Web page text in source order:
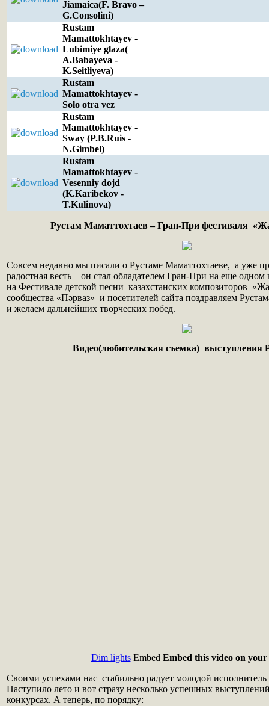
Jiamaica(F. Bravo –
G.Consolini)
Rustam
Mamattokhtayev -
Lubimiye glaza(
A.Babayeva -
K.Seitliyeva)
Rustam
Mamattokhtayev -
Solo otra vez
Rustam
Mamattokhtayev -
Sway (P.B.Ruis -
N.Gimbel)
Rustam
Mamattokhtayev -
Vesenniy dojd
(K.Karibekov -
T.Kulinova)
Рустам Маматтохтаев – Гран-При фестиваля
Совсем недавно мы писали о Рустаме Маматтохтаеве, а уже
радостная весть – он стал обладателем Гран-При на еще одном
на Фестивале детской песни казахстанских композиторов
сообщества «Пәрваз» и посетителей сайта поздравляем
и желаем дальнейших творческих побед.
Видео(любительская съемка) выступления
Dim lightsEmbed Embed this video on your
Своими успехами нас стабильно радует молодой
Наступило лето и вот стразу несколько успешных
конкурсах. А теперь, по порядку: